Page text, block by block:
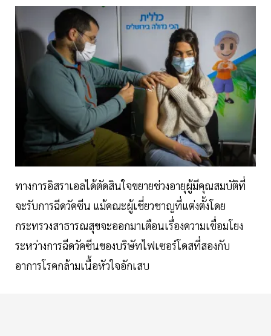
ทางการอิสราเอลได้ตัดสินใจขยายช่วงอายุผู้มีคุณสมบัติที่
จะรับการฉีดวัคซีน แม้คณะผู้เชี่ยวชาญที่แต่งตั้งโดย
กระทรวงสาธารณสุขจะออกมาเตือนเรื่องความเชื่อมโยง
ระหว่างการฉีดวัคซีนของบริษัทไฟเซอร์โดสที่สองกับ
อาการโรคกล้ามเนื้อหัวใจอักเสบ